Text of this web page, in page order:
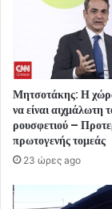
Μητσοτάκης: Η
να είναι αιχμάλωτη
ρουσφετιού –
πρωτογενής τομεάς
23 ώρες ago